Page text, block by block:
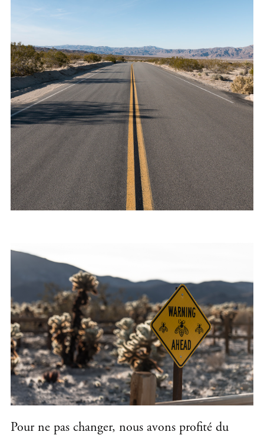
Pour ne pas changer, nous avons profité du